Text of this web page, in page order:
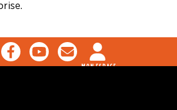
MON ESPACE